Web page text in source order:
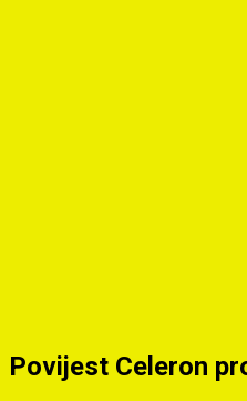
Povijest Celeron